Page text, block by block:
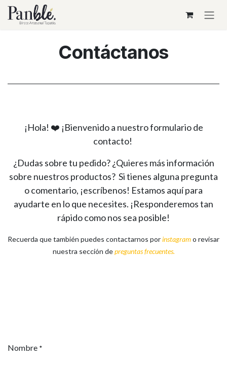
Ir al contenido
Contáctanos
¡Hola! ❤️ ¡Bienvenido a nuestro formulario de
contacto!
¿Dudas sobre tu pedido? ¿Quieres más información
sobre nuestros productos? Si tienes alguna pregunta
o comentario, ¡escríbenos! Estamos aquí para
ayudarte en lo que necesites. ¡Responderemos tan
rápido como nos sea posible!
Recuerda que también puedes contactarnos porinstagramo revisar
nuestra sección depreguntas frecuentes.
Nombre *